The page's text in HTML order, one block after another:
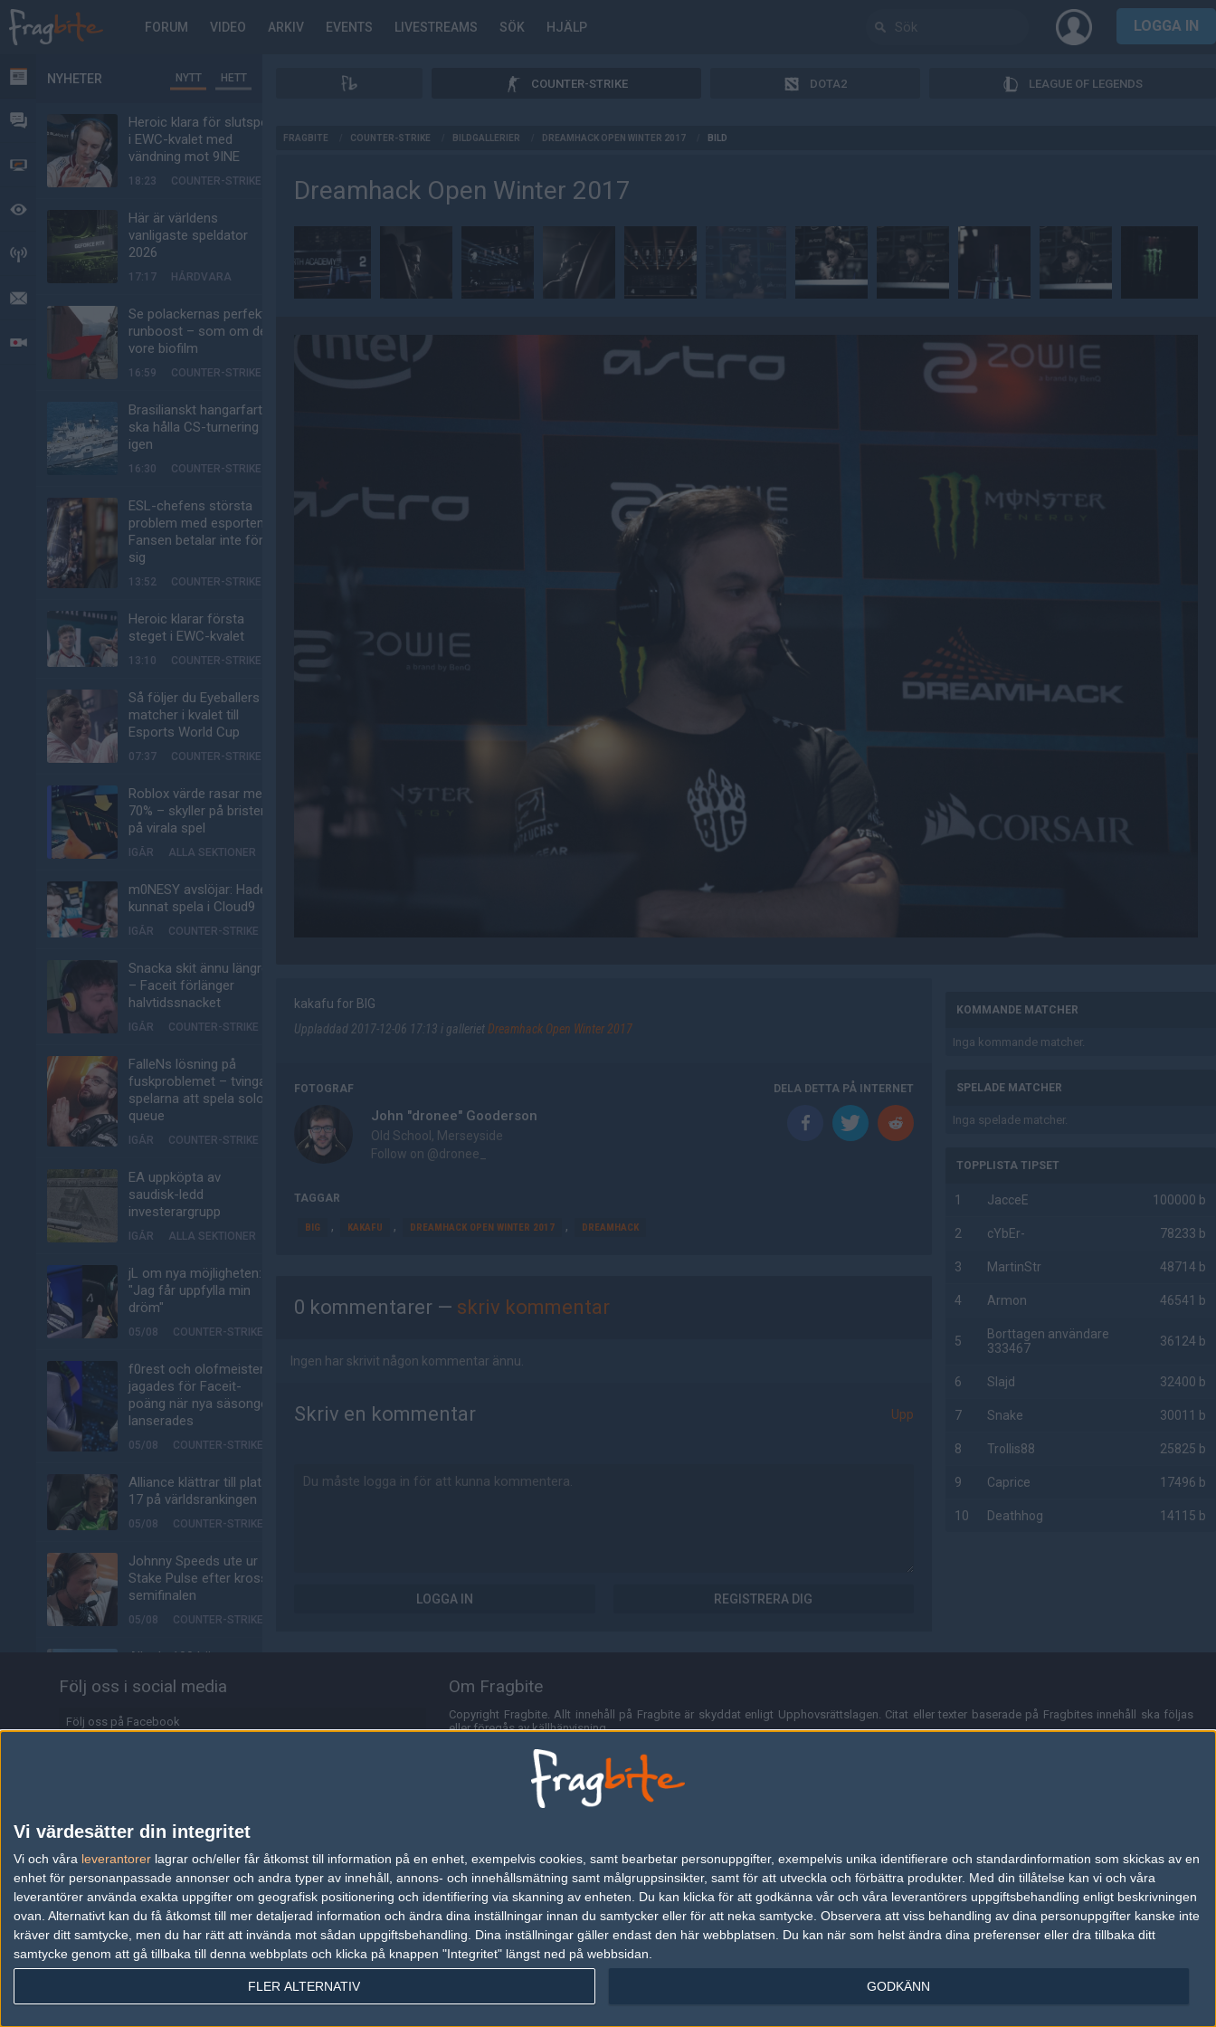
Vi värdesätter din integritet
Vi och våra leverantorer lagrar och/eller får åtkomst till information på en enhet, exempelvis cookies, samt bearbetar personuppgifter, exempelvis unika identifierare och standardinformation som skickas av en
enhet för personanpassade annonser och andra typer av innehåll, annons- och innehållsmätning samt målgruppsinsikter, samt för att utveckla och förbättra produkter. Med din tillåtelse kan vi och våra
leverantörer använda exakta uppgifter om geografisk positionering och identifiering via skanning av enheten. Du kan klicka för att godkänna vår och våra leverantörers uppgiftsbehandling enligt beskrivningen
ovan. Alternativt kan du få åtkomst till mer detaljerad information och ändra dina inställningar innan du samtycker eller för att neka samtycke. Observera att viss behandling av dina personuppgifter kanske inte
kräver ditt samtycke, men du har rätt att invända mot sådan uppgiftsbehandling. Dina inställningar gäller endast den här webbplatsen. Du kan när som helst ändra dina preferenser eller dra tillbaka ditt
samtycke genom att gå tillbaka till denna webbplats och klicka på knappen "Integritet" längst ned på webbsidan.
FLER ALTERNATIV GODKÄNN
FORUM VIDEO ARKIV EVENTS LIVESTREAMS SÖK HJÄLP LOGGA IN
NYHETER
VIDEO
BEVAKAT
HÄNDELSER
LIVESÄNDNINGAR
NYHETER NYTT HETT
Heroic klara för slutspel
i EWC-kvalet med
vändning mot 9INE
18:23 COUNTER-STRIKE
Här är världens
vanligaste speldator
2026
17:17 HÅRDVARA
Se polackernas perfekta
runboost – som om det
vore biofilm
16:59 COUNTER-STRIKE
Brasilianskt hangarfartyg
ska hålla CS-turnering –
igen
16:30 COUNTER-STRIKE
ESL-chefens största
problem med esporten:
Fansen betalar inte för
sig
13:52 COUNTER-STRIKE
Heroic klarar första
steget i EWC-kvalet
13:10 COUNTER-STRIKE
Så följer du Eyeballers
matcher i kvalet till
Esports World Cup
07:37 COUNTER-STRIKE
Roblox värde rasar med
70% – skyller på bristen
på virala spel
IGÅR ALLA SEKTIONER
m0NESY avslöjar: Hade
kunnat spela i Cloud9
IGÅR COUNTER-STRIKE
Snacka skit ännu längre
– Faceit förlänger
halvtidssnacket
IGÅR COUNTER-STRIKE
FalleNs lösning på
fuskproblemet – tvinga
spelarna att spela solo-
queue
IGÅR COUNTER-STRIKE
EA uppköpta av
saudisk-ledd
investerargrupp
IGÅR ALLA SEKTIONER
jL om nya möjligheten:
"Jag får uppfylla min
dröm"
05/08 COUNTER-STRIKE
f0rest och olofmeister
jagades för Faceit-
poäng när nya säsongen
lanserades
05/08 COUNTER-STRIKE
Alliance klättrar till plats
17 på världsrankingen
05/08 COUNTER-STRIKE
Johnny Speeds ute ur
Stake Pulse efter kross i
semifinalen
05/08 COUNTER-STRIKE
Alla de 100 bästa
enligt ny granskning
05/08 COUNTER-STRIKE
skämtspel för 1 900 kr –
tjänade miljoner
04/08 ALLA SEKTIONER
Media: jL klar för Vitality
– hoppar in för nyblivna
04/08 COUNTER-STRIKE
COUNTER-STRIKE DOTA2 LEAGUE OF LEGENDS
FRAGBITE COUNTER-STRIKE BILDGALLERIER DREAMHACK OPEN WINTER 2017 BILD
Dreamhack Open Winter 2017
kakafu for BIG
Uppladdad 2017-12-06 17:13 i galleriet Dreamhack Open Winter 2017
DELA DETTA PÅ INTERNET
FOTOGRAF
John "dronee" Gooderson
Old School, Merseyside
Follow on @dronee_
TAGGAR
BIG , KAKAFU , DREAMHACK OPEN WINTER 2017 , DREAMHACK
0 kommentarer — skriv kommentar
Ingen har skrivit någon kommentar ännu.
Skriv en kommentar Upp
LOGGA IN REGISTRERA DIG
KOMMANDE MATCHER
Inga kommande matcher.
SPELADE MATCHER
Inga spelade matcher.
TOPPLISTA TIPSET
1 JacceE 100000 b
2 cYbEr- 78233 b
3 MartinStr 48714 b
4 Armon 46541 b
5
Borttagen användare
333467
36124 b
6 Slajd 32400 b
7 Snake 30011 b
8 Trollis88 25825 b
9 Caprice 17496 b
10 Deathhog 14115 b
Följ oss i social media
Följ oss på Facebook
Information
Annonsering
Copyright och Privacy Policy
Användaravtal
Om Fragbite
Copyright Fragbite. Allt innehåll på Fragbite är skyddat enligt Upphovsrättslagen. Citat eller texter baserade på Fragbites innehåll ska följas
eller föregås av källhänvisning.
Alla åsikter uttryckta på Fragbite representerar varje enskild skribent och överensstämmer inte nödvändigtvis med Fragbites åsikter.
Programmering och design av Fredric Bohlin. För frågor rörande sajten kan du skicka iväg ett email till
Fragbite använder cookies för att spara användarspecifik information så som t.ex. användarnamn. Cookies sparas även när man deltar i
omröstningar och för att föra statistik. För att slippa cookies kan du stänga av cookies i din webbläsares inställningar eller välja att inte
besöka Fragbite. Den här textraden finns här på grund av lagen om elektronisk kommunikation som trädde i kraft 25 juli 2003.
Annonsering
Är du intresserad av att annonsera på Fragbite,